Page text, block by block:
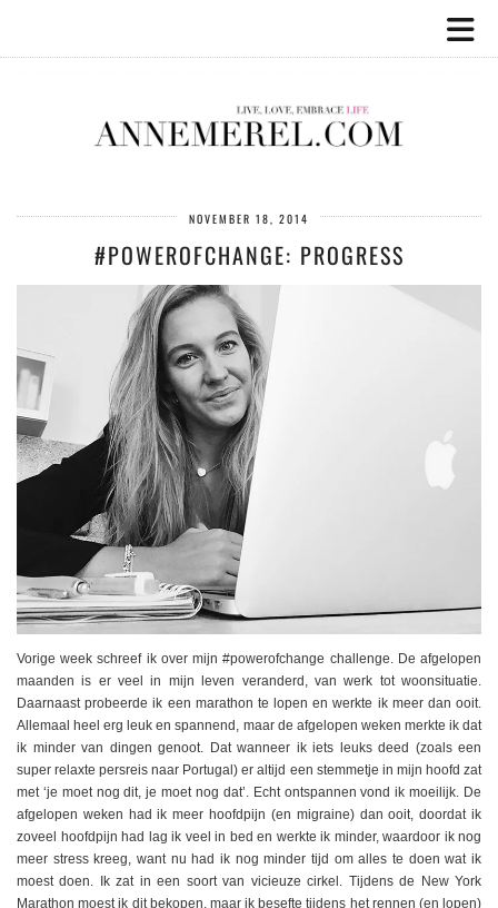
NOVEMBER 18, 2014
#POWEROFCHANGE: PROGRESS
Vorige week schreef ik over mijn #powerofchange challenge. De afgelopen
maanden is er veel in mijn leven veranderd, van werk tot woonsituatie.
Daarnaast probeerde ik een marathon te lopen en werkte ik meer dan ooit.
Allemaal heel erg leuk en spannend, maar de afgelopen weken merkte ik dat
ik minder van dingen genoot. Dat wanneer ik iets leuks deed (zoals een
super relaxte persreis naar Portugal) er altijd een stemmetje in mijn hoofd zat
met ‘je moet nog dit, je moet nog dat’. Echt ontspannen vond ik moeilijk. De
afgelopen weken had ik meer hoofdpijn (en migraine) dan ooit, doordat ik
zoveel hoofdpijn had lag ik veel in bed en werkte ik minder, waardoor ik nog
meer stress kreeg, want nu had ik nog minder tijd om alles te doen wat ik
moest doen. Ik zat in een soort van vicieuze cirkel. Tijdens de New York
Marathon moest ik dit bekopen, maar ik besefte tijdens het rennen (en lopen)